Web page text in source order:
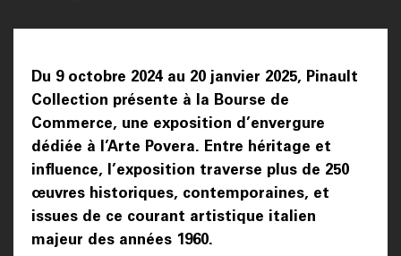
Du 9 octobre 2024 au 20 janvier 2025, Pinault
Collection présente à la Bourse de
Commerce, une exposition d’envergure
dédiée à l’Arte Povera. Entre héritage et
influence, l’exposition traverse plus de 250
œuvres historiques, contemporaines, et
issues de ce courant artistique italien
majeur des années 1960.